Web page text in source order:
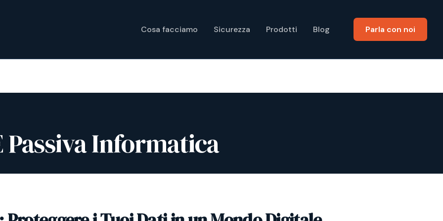
Cosa facciamo Sicurezza Prodotti Blog Parla con noi
Passiva Informatica